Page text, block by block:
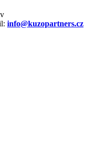
info@kuzopartners.cz